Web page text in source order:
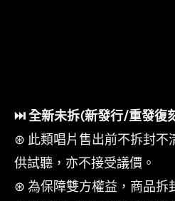
⏭︎ 全新未拆(新發行/重發復
⊛ 此類唱片售出前不拆封不
供試聽，亦不接受議價。
⊛ 為保障雙方權益，商品拆